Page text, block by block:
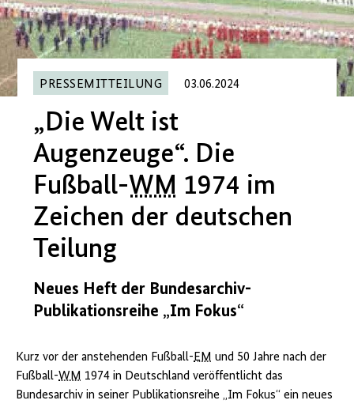
PRESSEMITTEILUNG 03.06.2024
„Die Welt ist
Augenzeuge“. Die
Fußball-WM 1974 im
Zeichen der deutschen
Teilung
Neues Heft der Bundesarchiv-
Publikationsreihe „Im Fokus“
Kurz vor der anstehenden Fußball-EM und 50 Jahre nach der
Fußball-WM 1974 in Deutschland veröffentlicht das
Bundesarchiv in seiner Publikationsreihe „Im Fokus“ ein neues